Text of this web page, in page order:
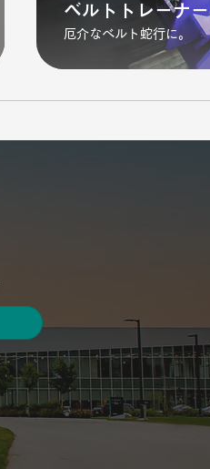
ベルトトレーナー
厄介なベルト蛇行に。